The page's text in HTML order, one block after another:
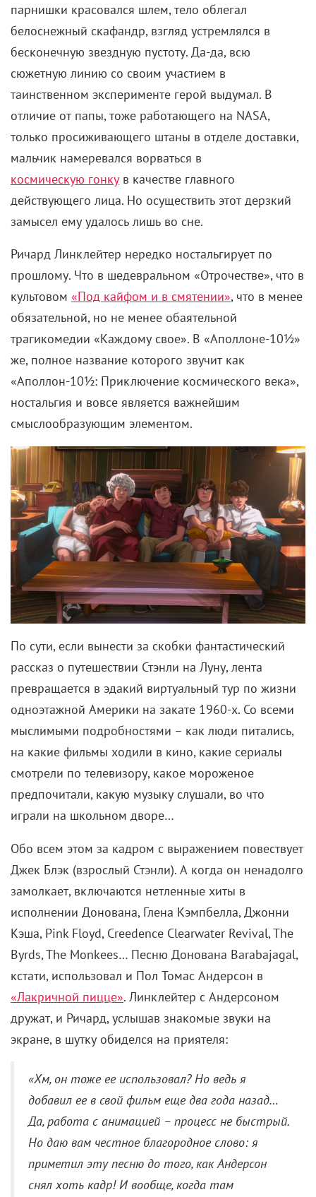
парнишки красовался шлем, тело облегал
белоснежный скафандр, взгляд устремлялся в
бесконечную звездную пустоту. Да-да, всю
сюжетную линию со своим участием в
таинственном эксперименте герой выдумал. В
отличие от папы, тоже работающего на NASA,
только просиживающего штаны в отделе доставки,
мальчик намеревался ворваться в
космическую гонку в качестве главного
действующего лица. Но осуществить этот дерзкий
замысел ему удалось лишь во сне.
Ричард Линклейтер нередко ностальгирует по
прошлому. Что в шедевральном «Отрочестве», что в
культовом «Под кайфом и в смятении», что в менее
обязательной, но не менее обаятельной
трагикомедии «Каждому свое». В «Аполлоне-10½»
же, полное название которого звучит как
«Аполлон-10½: Приключение космического века»,
ностальгия и вовсе является важнейшим
смыслообразующим элементом.
По сути, если вынести за скобки фантастический
рассказ о путешествии Стэнли на Луну, лента
превращается в эдакий виртуальный тур по жизни
одноэтажной Америки на закате 1960-х. Со всеми
мыслимыми подробностями – как люди питались,
на какие фильмы ходили в кино, какие сериалы
смотрели по телевизору, какое мороженое
предпочитали, какую музыку слушали, во что
играли на школьном дворе…
Обо всем этом за кадром с выражением повествует
Джек Блэк (взрослый Стэнли). А когда он ненадолго
замолкает, включаются нетленные хиты в
исполнении Донована, Глена Кэмпбелла, Джонни
Кэша, Pink Floyd, Creedence Clearwater Revival, The
Byrds, The Monkees… Песню Донована Barabajagal,
кстати, использовал и Пол Томас Андерсон в
«Лакричной пицце». Линклейтер с Андерсоном
дружат, и Ричард, услышав знакомые звуки на
экране, в шутку обиделся на приятеля:
«Хм, он тоже ее использовал? Но ведь я
добавил ее в свой фильм еще два года назад…
Да, работа с анимацией – процесс не быстрый.
Но даю вам честное благородное слово: я
приметил эту песню до того, как Андерсон
снял хоть кадр! И вообще, когда там